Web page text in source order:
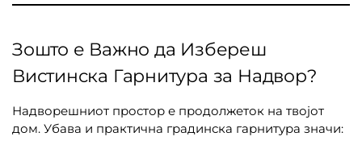
Зошто е Важно да Избереш
Вистинска Гарнитура за Надвор?
Надворешниот простор е продолжеток на твојот
дом. Убава и практична градинска гарнитура значи: